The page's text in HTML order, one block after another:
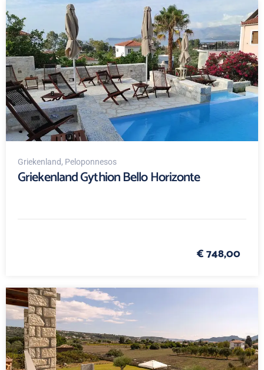
Griekenland, Peloponnesos
Griekenland Gythion Bello Horizonte
€ 748,00